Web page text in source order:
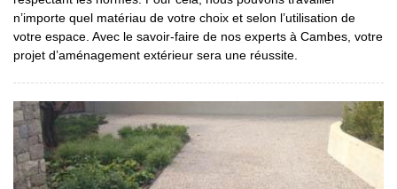
n’importe quel matériau de votre choix et selon l’utilisation de
votre espace. Avec le savoir-faire de nos experts à Cambes, votre
projet d’aménagement extérieur sera une réussite.